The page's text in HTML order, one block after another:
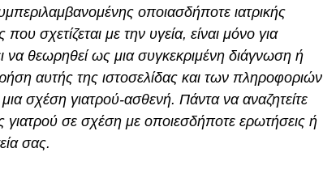
οποιασδήποτε ιατρικής
σχετίζεται με την υγεία, είναι μόνο για
θεωρηθεί ως μια συγκεκριμένη διάγνωση ή
αυτής της ιστοσελίδας και των πληροφοριών
σχέση γιατρού-ασθενή. Πάντα να αναζητείτε
σε σχέση με οποιεσδήποτε ερωτήσεις ή
σας.